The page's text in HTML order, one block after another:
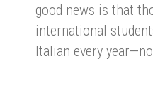
good news is that
international
Italian every